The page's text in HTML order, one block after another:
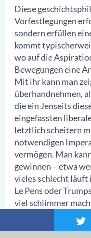
Diese
Vorfestlegungen
sondern erfüllen
kommt
wo auf die
Bewegungen eine
Mit ihr kann man
überhandnehmen,
die ein Jenseits
eingefassten
letztlich scheitern
notwendigen
vermögen. Man
gewinnen – etwa
vieles schlecht läuft
Le Pens oder
viel schlimmer
lieber an das
Parteien, die das